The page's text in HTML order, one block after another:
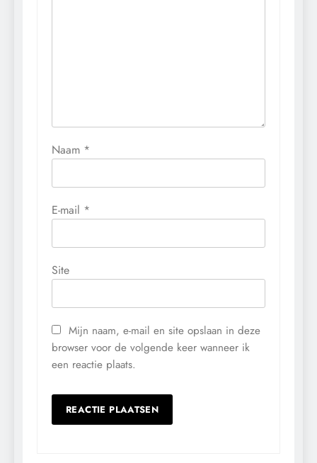
Naam *
E-mail *
Site
Mijn naam, e-mail en site opslaan in deze
browser voor de volgende keer wanneer ik
een reactie plaats.